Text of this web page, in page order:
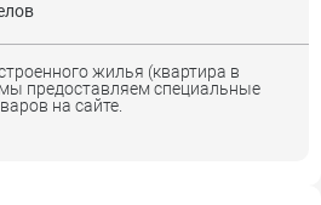
жилья (квартира в
предоставляем специальные
на сайте.